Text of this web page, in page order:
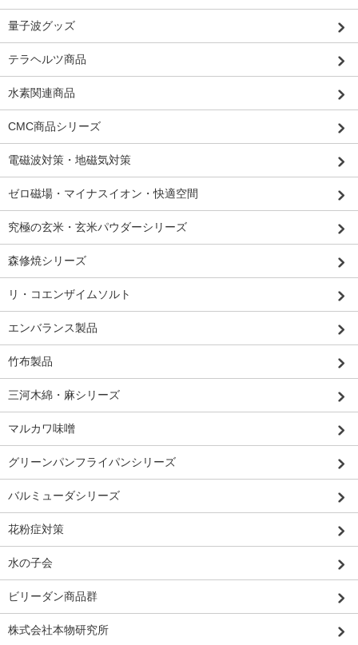
量子波グッズ
テラヘルツ商品
水素関連商品
CMC商品シリーズ
電磁波対策・地磁気対策
ゼロ磁場・マイナスイオン・快適空間
究極の玄米・玄米パウダーシリーズ
森修焼シリーズ
リ・コエンザイムソルト
エンバランス製品
竹布製品
三河木綿・麻シリーズ
マルカワ味噌
グリーンパンフライパンシリーズ
バルミューダシリーズ
花粉症対策
水の子会
ビリーダン商品群
株式会社本物研究所